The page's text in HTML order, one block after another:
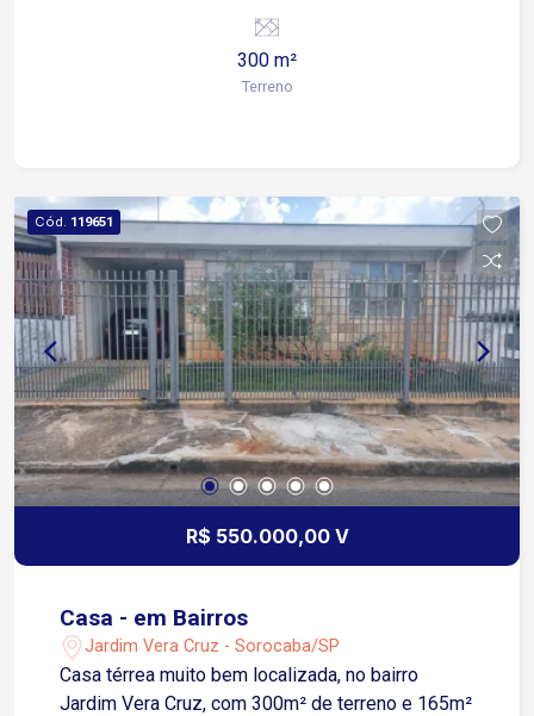
acesso para rodovias. Aceita permuta por casa na
300 m²
Terreno
Cód. 119651
R$ 550.000,00 V
Casa - em Bairros
Jardim Vera Cruz - Sorocaba/SP
Casa térrea muito bem localizada, no bairro
Jardim Vera Cruz, com 300m² de terreno e 165m²